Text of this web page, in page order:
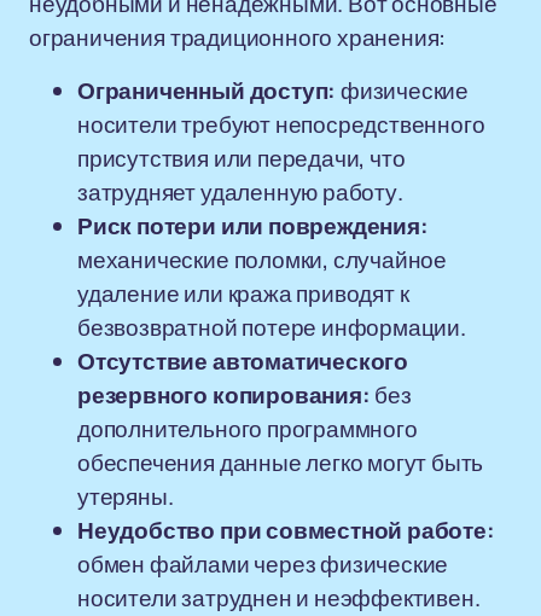
ограничения традиционного хранения:
Ограниченный доступ: физические
носители требуют непосредственного
присутствия или передачи, что
затрудняет удаленную работу.
Риск потери или повреждения:
механические поломки, случайное
удаление или кража приводят к
безвозвратной потере информации.
Отсутствие автоматического
резервного копирования: без
дополнительного программного
обеспечения данные легко могут быть
утеряны.
Неудобство при совместной работе:
обмен файлами через физические
носители затруднен и неэффективен.